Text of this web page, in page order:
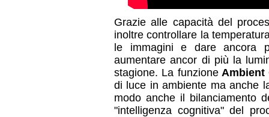
Grazie alle capacità del
inoltre controllare la
le immagini e dare ancora
aumentare ancor di più la
stagione. La funzioneAmbient
di luce in ambiente ma anche
modo anche il bilanciamento
"intelligenza cognitiva" del